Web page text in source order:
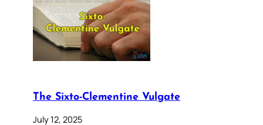
The Sixto-Clementine Vulgate
July 12, 2025